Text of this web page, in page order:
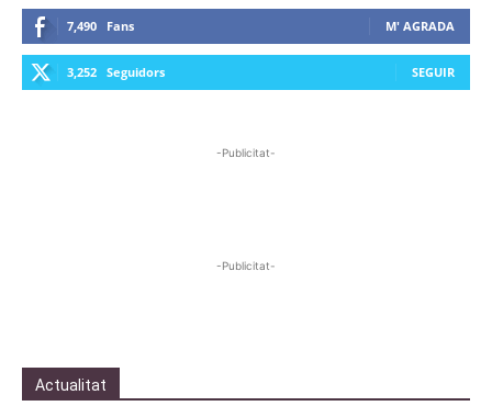
7,490 Fans M' AGRADA
3,252 Seguidors SEGUIR
-Publicitat-
-Publicitat-
Actualitat